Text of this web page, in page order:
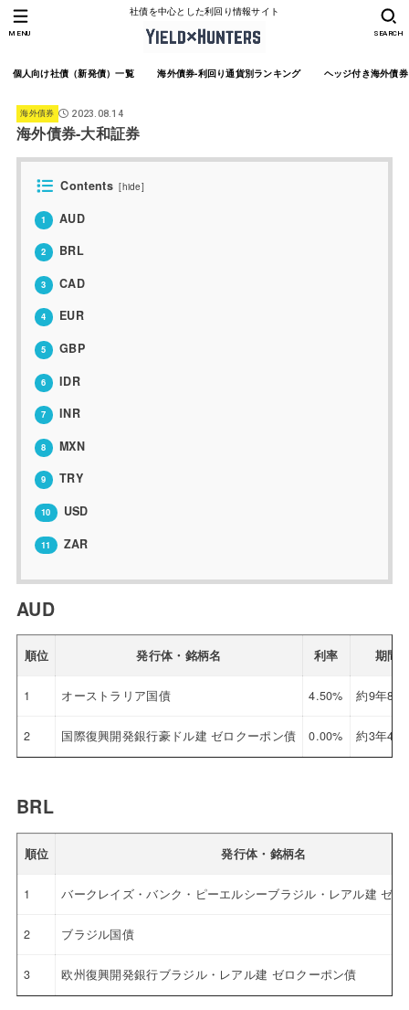
社債を中心とした利回り情報サイト
個人向け社債（新発債）一覧 海外債券-利回り通貨別ランキング ヘッジ付き海外債
SEARCH
MENU
海外債券 2023.08.14
海外債券-大和証券
Contents [hide]
1 AUD
2 BRL
3 CAD
4 EUR
5 GBP
6 IDR
7 INR
8 MXN
9 TRY
10 USD
11 ZAR
AUD
順位 発行体・銘柄名 利率 期間
1 オーストラリア国債 4.50% 約9年8ヶ
2 国際復興開発銀行豪ドル建 ゼロクーポン債 0.00% 約3年4ヶ
BRL
順位 発行体・銘柄名
1 バークレイズ・バンク・ピーエルシーブラジル・レアル建 ゼ
2 ブラジル国債
3 欧州復興開発銀行ブラジル・レアル建 ゼロクーポン債